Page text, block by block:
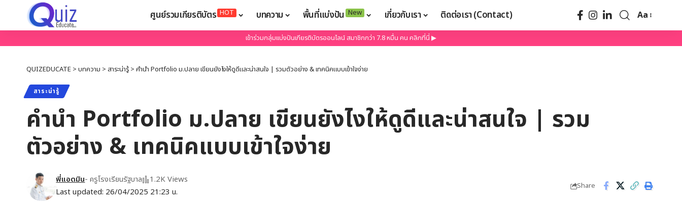
ศูนย์รวมเกียรติบัตร HOT บทความ พื้นที่แบ่งปัน New เกี่ยวกับเรา ติดต่อเรา (Contact) Aa
เข้าร่วมกลุ่มแบ่งปันเกียรติบัตรออนไลน์ สมาชิกกว่า 7.8 หมื่น คน คลิกที่นี่ ▶
QUIZEDUCATE > บทความ > สาระน่ารู้ > คำนำ Portfolio ม.ปลาย เขียนยังไงให้ดูดีและน่าสนใจ | รวมตัวอย่าง & เทคนิคแบบเข้าใจง่าย
สาระน่ารู้
คำนำ Portfolio ม.ปลาย เขียนยังไงให้ดูดีและน่าสนใจ | รวม
ตัวอย่าง & เทคนิคแบบเข้าใจง่าย
Last updated: 26/04/2025 21:23 น.
พี่แอดมิน- ครูโรงเรียนรัฐบาล 1.2K Views
Share